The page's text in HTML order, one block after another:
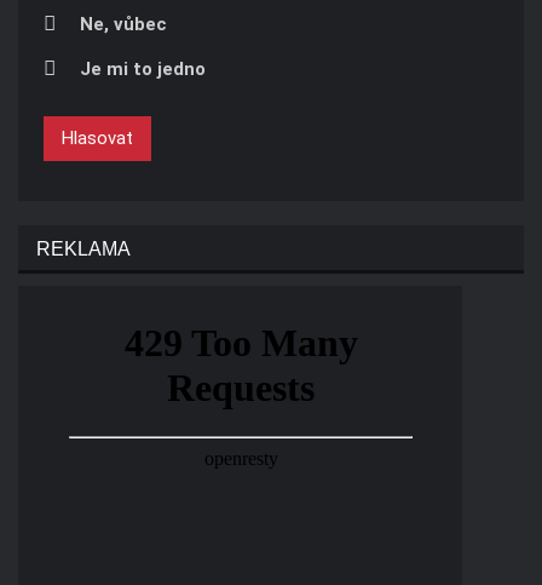
Ne, vůbec
Je mi to jedno
Hlasovat
REKLAMA